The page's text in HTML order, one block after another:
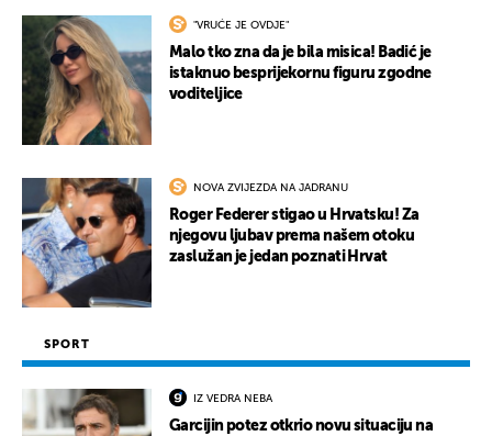
"VRUĆE JE OVDJE"
Malo tko zna da je bila misica! Badić je
istaknuo besprijekornu figuru zgodne
voditeljice
NOVA ZVIJEZDA NA JADRANU
Roger Federer stigao u Hrvatsku! Za
njegovu ljubav prema našem otoku
zaslužan je jedan poznati Hrvat
SPORT
IZ VEDRA NEBA
Garcijin potez otkrio novu situaciju na
UKLJUČITE NOTIFIKACIJE